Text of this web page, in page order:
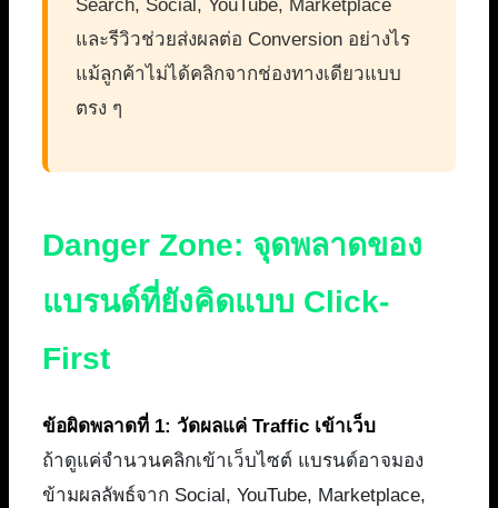
Search, Social, YouTube, Marketplace
และรีวิวช่วยส่งผลต่อ Conversion อย่างไร
แม้ลูกค้าไม่ได้คลิกจากช่องทางเดียวแบบ
ตรง ๆ
Danger Zone: จุดพลาดของ
แบรนด์ที่ยังคิดแบบ Click-
First
ข้อผิดพลาดที่ 1: วัดผลแค่ Traffic เข้าเว็บ
ถ้าดูแค่จำนวนคลิกเข้าเว็บไซต์ แบรนด์อาจมอง
ข้ามผลลัพธ์จาก Social, YouTube, Marketplace,